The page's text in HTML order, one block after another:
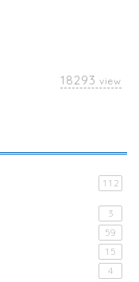
18293 view
112
3
59
15
4